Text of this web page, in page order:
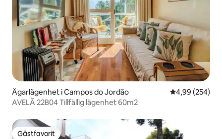
Ägarlägenhet i Campos do Jordão 4,99 av 5 i
4,99 (254)
AVELÃ 22B04 Tillfällig lägenhet 60m2
Gästfavorit